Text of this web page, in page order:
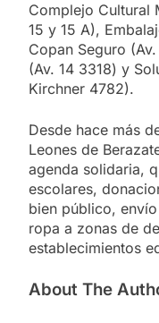
Complejo Cultural
15 y 15 A),
Copan Seguro
(Av. 14 3318) y
Kirchner 4782).
Desde hace más
Leones de
agenda solidaria,
escolares,
bien público,
ropa a zonas de
establecimientos
About The